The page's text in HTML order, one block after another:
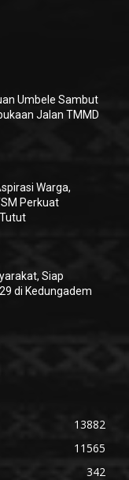
Umbele Sambut
Jalan TMMD
Warga,
Perkuat
Siap
di Kedungadem
13882
11565
342